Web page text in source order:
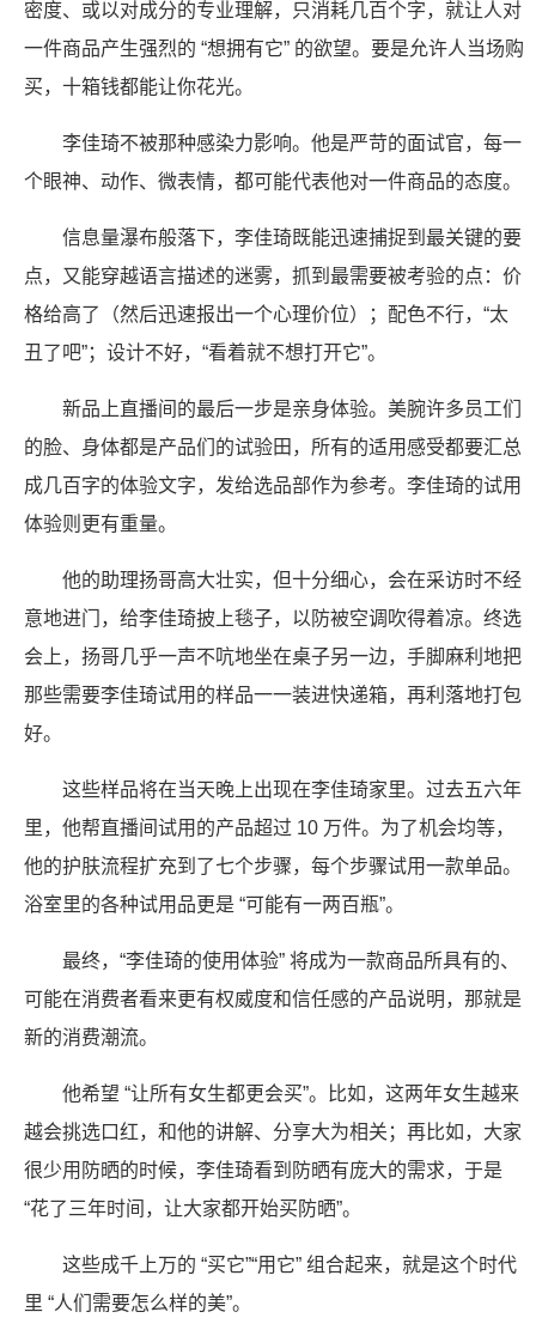
密度、或以对成分的专业理解，只消耗几百个字，就让人对
一件商品产生强烈的 “想拥有它” 的欲望。要是允许人当场购
买，十箱钱都能让你花光。
李佳琦不被那种感染力影响。他是严苛的面试官，每一
个眼神、动作、微表情，都可能代表他对一件商品的态度。
信息量瀑布般落下，李佳琦既能迅速捕捉到最关键的要
点，又能穿越语言描述的迷雾，抓到最需要被考验的点：价
格给高了（然后迅速报出一个心理价位）；配色不行，“太
丑了吧”；设计不好，“看着就不想打开它”。
新品上直播间的最后一步是亲身体验。美腕许多员工们
的脸、身体都是产品们的试验田，所有的适用感受都要汇总
成几百字的体验文字，发给选品部作为参考。李佳琦的试用
体验则更有重量。
他的助理扬哥高大壮实，但十分细心，会在采访时不经
意地进门，给李佳琦披上毯子，以防被空调吹得着凉。终选
会上，扬哥几乎一声不吭地坐在桌子另一边，手脚麻利地把
那些需要李佳琦试用的样品一一装进快递箱，再利落地打包
好。
这些样品将在当天晚上出现在李佳琦家里。过去五六年
里，他帮直播间试用的产品超过 10 万件。为了机会均等，
他的护肤流程扩充到了七个步骤，每个步骤试用一款单品。
浴室里的各种试用品更是 “可能有一两百瓶”。
最终，“李佳琦的使用体验” 将成为一款商品所具有的、
可能在消费者看来更有权威度和信任感的产品说明，那就是
新的消费潮流。
他希望 “让所有女生都更会买”。比如，这两年女生越来
越会挑选口红，和他的讲解、分享大为相关；再比如，大家
很少用防晒的时候，李佳琦看到防晒有庞大的需求，于是
“花了三年时间，让大家都开始买防晒”。
这些成千上万的 “买它”“用它” 组合起来，就是这个时代
里 “人们需要怎么样的美”。